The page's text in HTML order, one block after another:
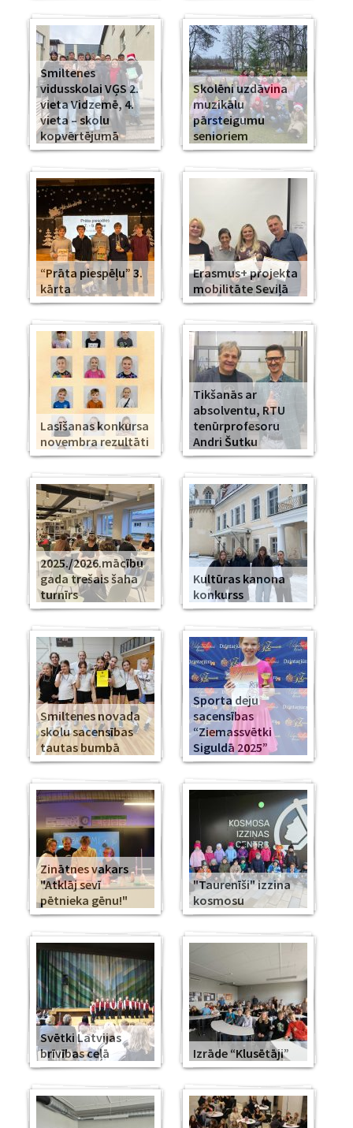
Smiltenes
vidusskolai VĢS 2.
vieta Vidzemē, 4.
vieta – skolu
kopvērtējumā
Skolēni uzdāvina
muzikālu
pārsteigumu
senioriem
“Prāta piespēļu” 3.
kārta
Erasmus+ projekta
mobilitāte Seviļā
Lasīšanas konkursa
novembra rezultāti
Tikšanās ar
absolventu, RTU
tenūrprofesoru
Andri Šutku
2025./2026.mācību
gada trešais šaha
turnīrs
Kultūras kanona
konkurss
Smiltenes novada
skolu sacensības
tautas bumbā
Sporta deju
sacensības
“Ziemassvētki
Siguldā 2025”
Zinātnes vakars
"Atklāj sevī
pētnieka gēnu!"
"Taurenīši" izzina
kosmosu
Svētki Latvijas
brīvības ceļā
Izrāde “Klusētāji”